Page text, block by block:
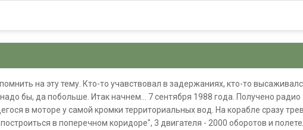
на эту тему. Кто-то учавствовал в задержаниях, кто-то
бы, да побольше. Итак начнем... 7 сентября 1988 года. Получено
в моторе у самой кромки территориальных вод. На корабле сразу
в поперечном коридоре", 3 двигателя - 2000 оборотов и